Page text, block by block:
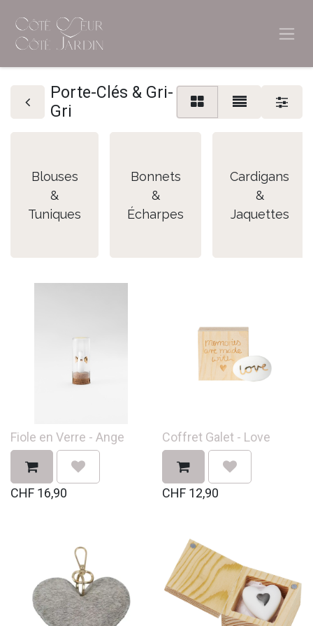
Porte-Clés & Gri-
Gri
Blouses
&
Tuniques
Bonnets
&
Écharpes
Cardigans
&
Jaquettes
Fiole en Verre - Ange
CHF 16,90
Coffret Galet - Love
CHF 12,90